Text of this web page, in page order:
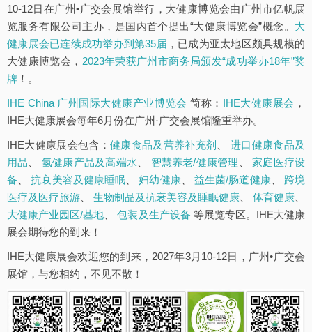
10-12日在广州•广交会展馆举行，大健康博览会由广州市亿帆展
览服务有限公司主办，是国内首个提出“大健康博览会”概念。 大
健康展会已连续成功举办到第35届 ，已成为亚太地区颇具规模的
大健康博览会， 2023年荣获广州市商务局颁发“成功举办18年”奖
牌 ！。
IHE China 广州国际大健康产业博览会 简称： IHE大健康展会 ，
IHE大健康展会每年6月份在广州·广交会展馆隆重举办。
IHE大健康展会包含： 健康食品及营养补充剂 、进口健康食品及
用品
氢健康产品及高端水 智慧养老/健康管理 、家庭医疗设
备 、抗衰美容及健康睡眠 、妇幼健康、 益生菌/肠道健康、 跨境
医疗及医疗旅游
生物制品及抗衰美容及睡眠健康 体育健康
大健康产业园区/基地 、包装及生产设备 等展览专区。IHE大健康
展会期待您的到来！
IHE大健康展会欢迎您的到来，2027年3月10-12日，广州•广交会
展馆，与您相约，不见不散！